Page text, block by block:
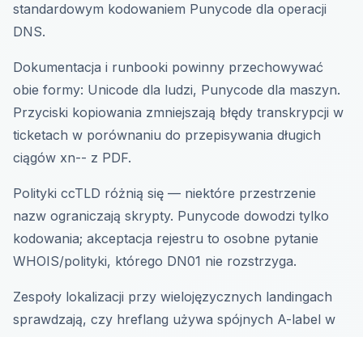
standardowym kodowaniem Punycode dla operacji
DNS.
Dokumentacja i runbooki powinny przechowywać
obie formy: Unicode dla ludzi, Punycode dla maszyn.
Przyciski kopiowania zmniejszają błędy transkrypcji w
ticketach w porównaniu do przepisywania długich
ciągów xn-- z PDF.
Polityki ccTLD różnią się — niektóre przestrzenie
nazw ograniczają skrypty. Punycode dowodzi tylko
kodowania; akceptacja rejestru to osobne pytanie
WHOIS/polityki, którego DN01 nie rozstrzyga.
Zespoły lokalizacji przy wielojęzycznych landingach
sprawdzają, czy hreflang używa spójnych A-label w